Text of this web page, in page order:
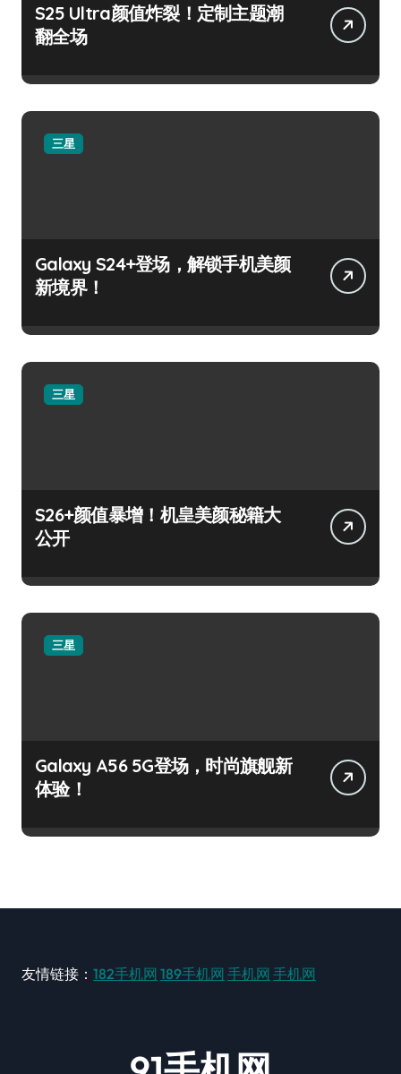
S25 Ultra颜值炸裂！定制主题潮
翻全场
三星
Galaxy S24+登场，解锁手机美颜
新境界！
三星
S26+颜值暴增！机皇美颜秘籍大
公开
三星
Galaxy A56 5G登场，时尚旗舰新
体验！
友情链接： 182手机网 189手机网 手机网 手机网